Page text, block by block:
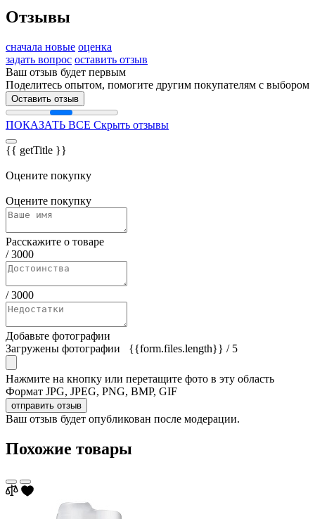
Отзывы
сначала новые оценка
задать вопрос оставить отзыв
Ваш отзыв будет первым
Поделитесь опытом, помогите другим покупателям с выбором
Оставить отзыв
ПОКАЗАТЬ ВСЕ Скрыть отзывы
{{ getTitle }}
Оцените покупку
Оцените покупку
Расскажите о товаре
/3000
/3000
Добавьте фотографии
Загружены фотографии
{{form.files.length}} / 5
Нажмите на кнопку или перетащите фото в эту область
Формат JPG, JPEG, PNG, BMP, GIF
отправить отзыв
Ваш отзыв будет опубликован после модерации.
Похожие товары